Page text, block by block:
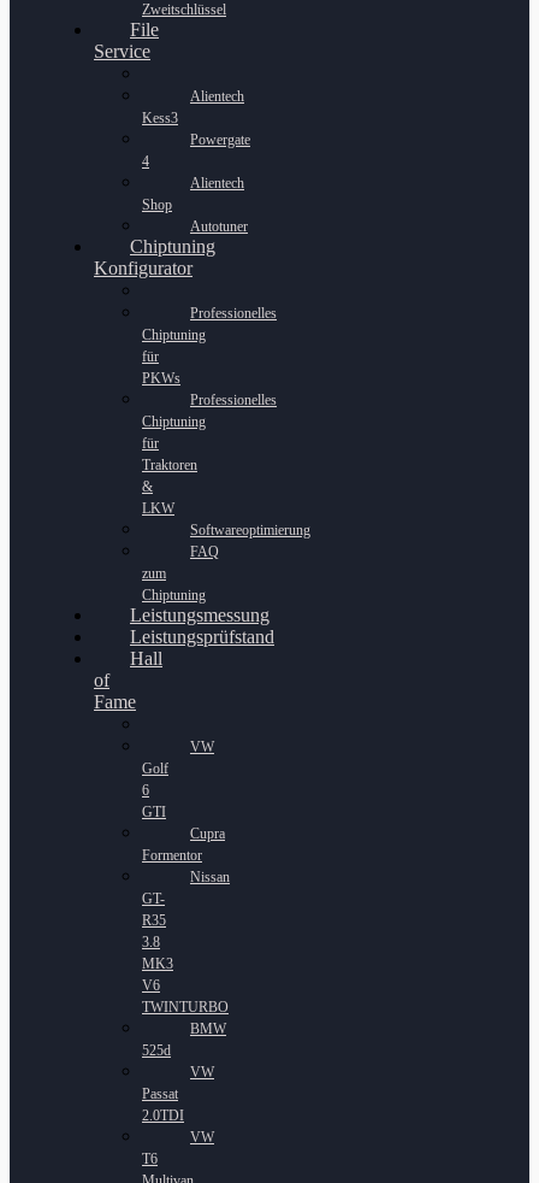
Zweitschlüssel
File
Service
Alientech
Kess3
Powergate
4
Alientech
Shop
Autotuner
Chiptuning
Konfigurator
Professionelles
Chiptuning
für
PKWs
Professionelles
Chiptuning
für
Traktoren
&
LKW
Softwareoptimierung
FAQ
zum
Chiptuning
Leistungsmessung
Leistungsprüfstand
Hall
of
Fame
VW
Golf
6
GTI
Cupra
Formentor
Nissan
GT-
R35
3.8
MK3
V6
TWINTURBO
BMW
525d
VW
Passat
2.0TDI
VW
T6